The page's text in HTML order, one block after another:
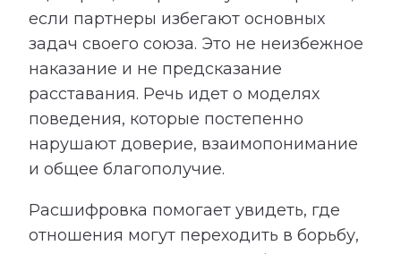
если партнеры избегают основных
задач своего союза. Это не неизбежное
наказание и не предсказание
расставания. Речь идет о моделях
поведения, которые постепенно
нарушают доверие, взаимопонимание
и общее благополучие.
Расшифровка помогает увидеть, где
отношения могут переходить в борьбу,